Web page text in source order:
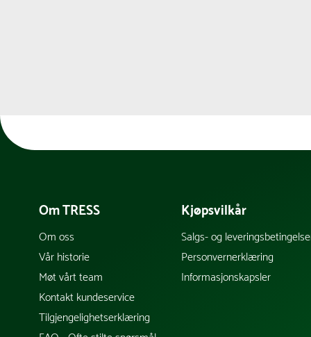
Om TRESS
Om oss
Vår historie
Møt vårt team
Kontakt kundeservice
Tilgjengelighetserklæring
Kjøpsvilkår
Salgs- og
Personvernerklæring
Informasjonskapsler